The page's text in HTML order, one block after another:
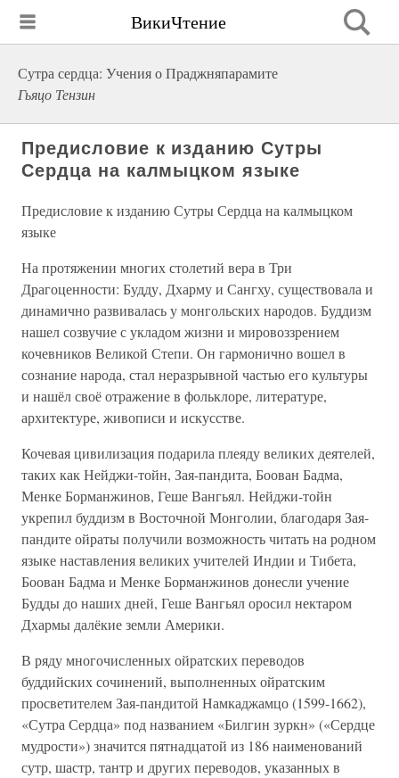
ВикиЧтение
Сутра сердца: Учения о Праджняпарамите
Гьяцо Тензин
Предисловие к изданию Сутры
Сердца на калмыцком языке
Предисловие к изданию Сутры Сердца на калмыцком
языке
На протяжении многих столетий вера в Три
Драгоценности: Будду, Дхарму и Сангху, существовала и
динамично развивалась у монгольских народов. Буддизм
нашел созвучие с укладом жизни и мировоззрением
кочевников Великой Степи. Он гармонично вошел в
сознание народа, стал неразрывной частью его культуры
и нашёл своё отражение в фольклоре, литературе,
архитектуре, живописи и искусстве.
Кочевая цивилизация подарила плеяду великих деятелей,
таких как Нейджи-тойн, Зая-пандита, Боован Бадма,
Менке Борманжинов, Геше Вангьял. Нейджи-тойн
укрепил буддизм в Восточной Монголии, благодаря Зая-
пандите ойраты получили возможность читать на родном
языке наставления великих учителей Индии и Тибета,
Боован Бадма и Менке Борманжинов донесли учение
Будды до наших дней, Геше Вангьял оросил нектаром
Дхармы далёкие земли Америки.
В ряду многочисленных ойратских переводов
буддийских сочинений, выполненных ойратским
просветителем Зая-пандитой Намкаджамцо (1599-1662),
«Сутра Сердца» под названием «Билгин зуркн» («Сердце
мудрости») значится пятнадцатой из 186 наименований
сутр, шастр, тантр и других переводов, указанных в